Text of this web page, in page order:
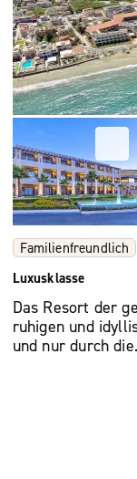
Familienfreundlich
Luxusklasse
Das Resort der
ruhigen und
und nur durch